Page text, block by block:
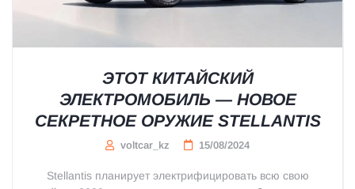
ЭТОТ КИТАЙСКИЙ
ЭЛЕКТРОМОБИЛЬ — НОВОЕ
СЕКРЕТНОЕ ОРУЖИЕ STELLANTIS
voltcar_kz 15/08/2024
Stellantis планирует электрифицировать всю свою